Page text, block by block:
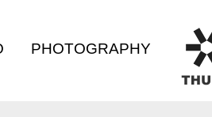
PHOTOGRAPHY